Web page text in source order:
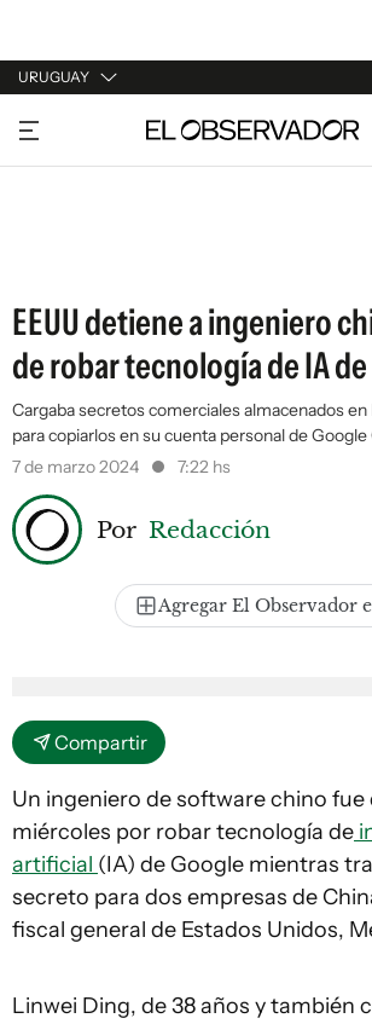
URUGUAY
URUGUAY
ARGENTINA
EEUU detiene a ingeniero
de robar tecnología de IA
Cargaba secretos comerciales almacenados en
para copiarlos en su cuenta personal de Google
7 de marzo 2024
7:22 hs
Por Redacción
Agregar El Observador
Compartir
Un ingeniero de software chino
miércoles por robar tecnología de
artificial (IA) de Google mientras
secreto para dos empresas de
fiscal general de Estados Unidos,
Linwei Ding, de 38 años y también